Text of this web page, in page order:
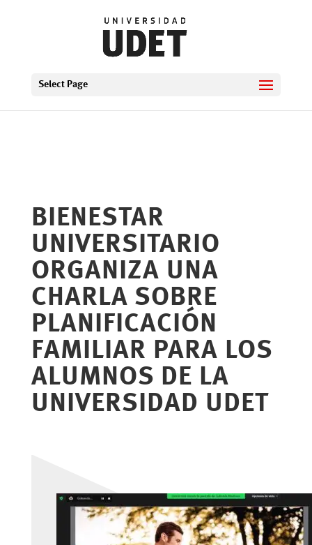
Select Page
BIENESTAR
UNIVERSITARIO
ORGANIZA UNA
CHARLA SOBRE
PLANIFICACIÓN
FAMILIAR PARA LOS
ALUMNOS DE LA
UNIVERSIDAD UDET